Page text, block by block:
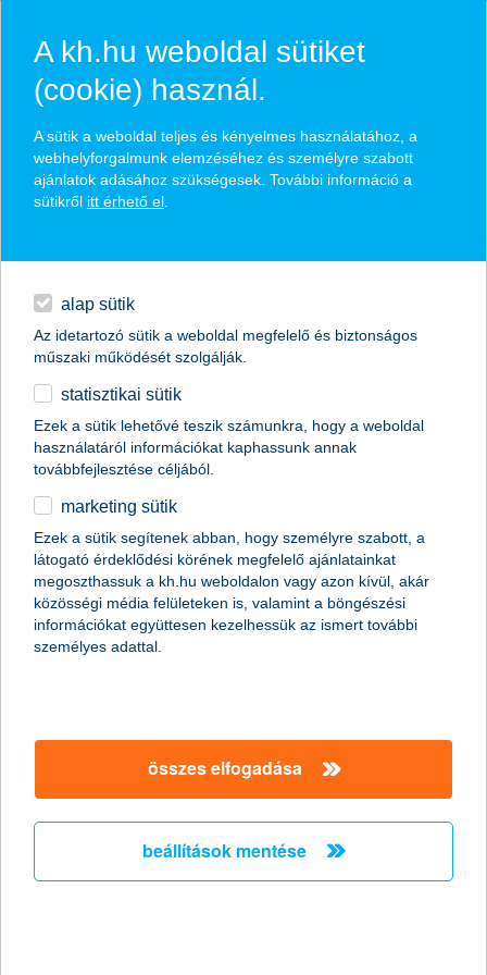
English
hírek és hivatalos
közzétételek
A legjobb kereskedelemfinanszírozási
bank címet kapta a K&H Bank
Magyarországon
A Global Finance magazin ismét a K&H Banknak ítélte a legjobb
kereskedelemfinanszírozási bank címet Magyarországon (Best
Trade Finance Provider in Hungary 2011).
A kh.hu weboldal sütiket
(cookie) használ.
A sütik a weboldal teljes és kényelmes használatához, a
webhelyforgalmunk elemzéséhez és személyre szabott
ajánlatok adásához szükségesek. További információ a
sütikről itt érhető el
alap sütik
Az idetartozó sütik a weboldal megfelelő és biztonságos
műszaki működését szolgálják.
statisztikai sütik
Ezek a sütik lehetővé teszik számunkra, hogy a weboldal
használatáról információkat kaphassunk annak
továbbfejlesztése céljából.
marketing sütik
Ezek a sütik segítenek abban, hogy személyre szabott, a
látogató érdeklődési körének megfelelő ajánlatainkat
megoszthassuk a kh.hu weboldalon vagy azon kívül, akár
közösségi média felületeken is, valamint a böngészési
információkat együttesen kezelhessük az ismert további
személyes adattal.
összes elfogadása
beállítások mentése